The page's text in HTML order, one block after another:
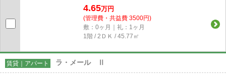
4.65万円
(管理費・共益費 3500円)
敷：0ヶ月｜礼：1ヶ月
1階 / 2ＤＫ / 45.77㎡
賃貸｜アパート ラ・メール Ⅱ